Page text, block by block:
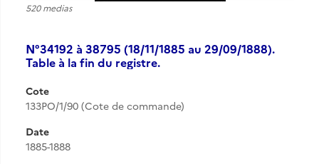
520 medias
N°34192 à 38795 (18/11/1885 au 29/09/1888).
Table à la fin du registre.
Cote
133PO/1/90 (Cote de commande)
Date
1885-1888